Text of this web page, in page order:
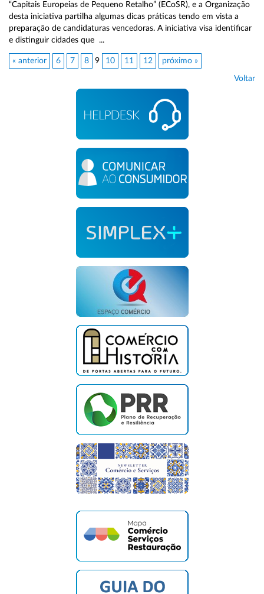
“Capitais Europeias de Pequeno Retalho” (ECoSR), e a Organização
desta iniciativa partilha algumas dicas práticas tendo em vista a
preparação de candidaturas vencedoras. A iniciativa visa identificar
e distinguir cidades que ...
« anterior 6 7 8 9 10 11 12 próximo »
Voltar